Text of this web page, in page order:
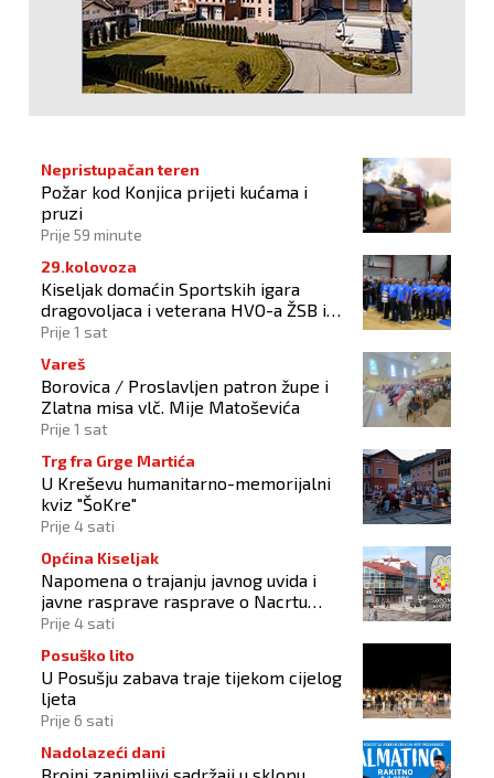
Nepristupačan teren
Požar kod Konjica prijeti kućama i
pruzi
Prije 59 minute
29.kolovoza
Kiseljak domaćin Sportskih igara
dragovoljaca i veterana HVO-a ŽSB i
Dana branitelja
Prije 1 sat
Vareš
Borovica / Proslavljen patron župe i
Zlatna misa vlč. Mije Matoševića
Prije 1 sat
Trg fra Grge Martića
U Kreševu humanitarno-memorijalni
kviz "ŠoKre"
Prije 4 sati
Općina Kiseljak
Napomena o trajanju javnog uvida i
javne rasprave rasprave o Nacrtu
prostornog plana
Prije 4 sati
Posuško lito
U Posušju zabava traje tijekom cijelog
ljeta
Prije 6 sati
Nadolazeći dani